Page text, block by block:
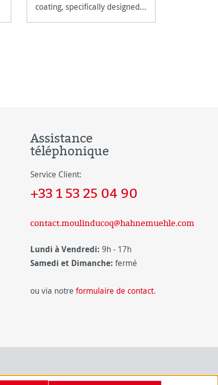
coating, specifically designed
for photo application.
Assistance
téléphonique
Service Client:
+33 1 53 25 04 90
contact.moulinducoq@hahnemuehle.com
Lundi à Vendredi: 9h - 17h
Samedi et Dimanche: fermé
ou via notre formulaire de contact.